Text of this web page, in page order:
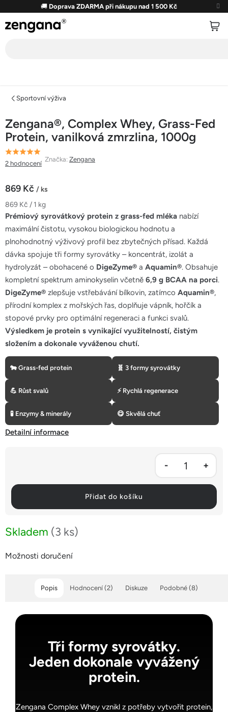
obsah
🚚 Doprava ZDARMA při nákupu nad 1 500 Kč
Sportovní výživa
Zengana®, Complex Whey, Grass-Fed
Protein, vanilková zmrzlina, 1000g
Průměrné
hodnocení
je
5,0
z
5
hvězdiček.
2 hodnocení
Značka: Zengana
869 Kč / ks
Měrná
cena:
869 Kč / 1 kg
Skladem (3 ks)
Možnosti doručení
Přidat do košíku
Prémiový syrovátkový protein z grass-fed mléka nabízí
maximální čistotu, vysokou biologickou hodnotu a
plnohodnotný výživový profil bez zbytečných přísad. Každá
dávka spojuje tři formy syrovátky – koncentrát, izolát a
hydrolyzát – obohacené o DigeZyme® a Aquamin®. Obsahuje
kompletní spektrum aminokyselin včetně 6,9 g BCAA na porci.
DigeZyme® zlepšuje vstřebávání bílkovin, zatímco Aquamin®,
přírodní komplex z mořských řas, doplňuje vápník, hořčík a
stopové prvky pro optimální regeneraci a funkci svalů.
Výsledkem je protein s vynikající využitelností, čistým
složením a dokonale vyváženou chutí.
🐄 Grass-fed protein 🧬 3 formy syrovátky
💪 Růst svalů ⚡ Rychlá regenerace
🧪 Enzymy & minerály 😋 Skvělá chuť
Detailní informace
Popis Podobné (8)
Hodnocení (2) Diskuze
Tři formy syrovátky.
Jeden dokonale vyvážený
protein.
Zengana Complex Whey vznikl z potřeby vytvořit protein,